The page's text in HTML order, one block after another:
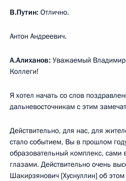
В.Путин: Отлично.
Антон Андреевич.
А.Алиханов: Уважаемый
Коллеги!
Я хотел начать со слов
дальневосточникам с этим
Действительно, для нас, для
стало событием, Вы в прошлом
образовательный комплекс, сами
глазами. Действительно очень
Шакирзянович [Хуснуллин] об